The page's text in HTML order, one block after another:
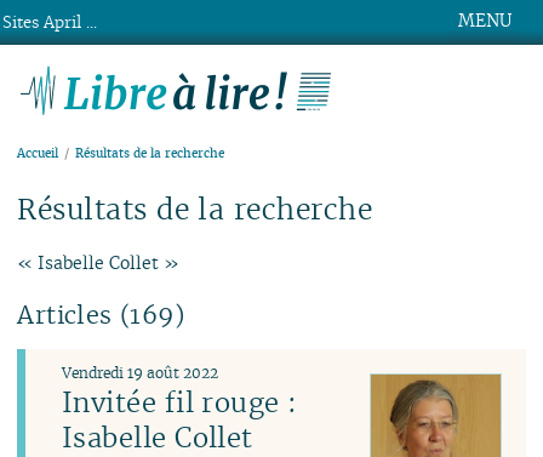
MENU
Accueil Résultats de la recherche
Résultats de la recherche
« Isabelle Collet »
Articles (169)
Invitée fil rouge :
Isabelle Collet
Vendredi 19 août 2022
Sites April ...